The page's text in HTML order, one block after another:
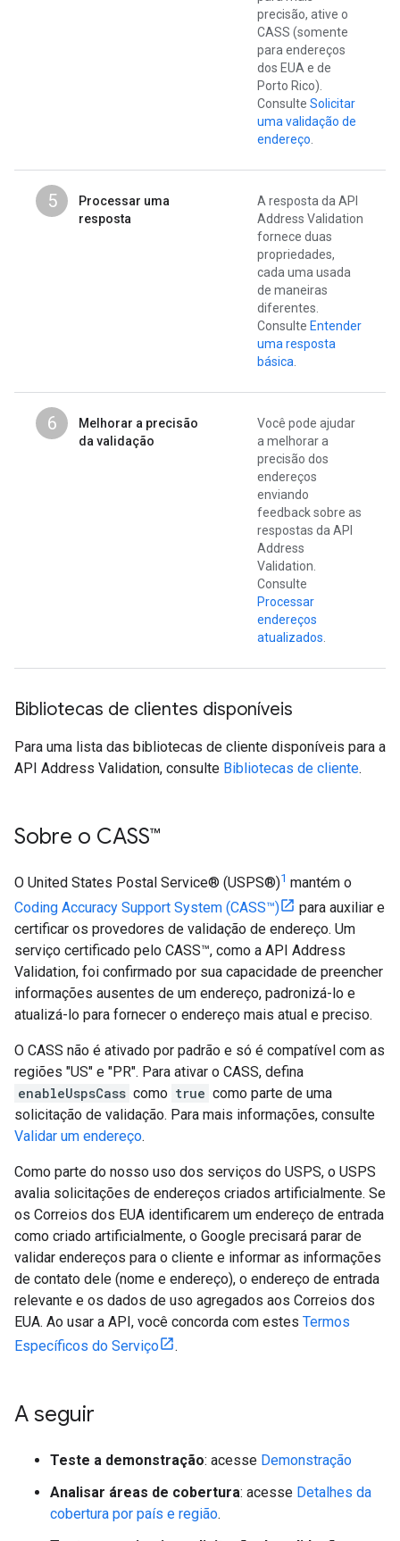
precisão, ative o
CASS (somente
para endereços
dos EUA e de
Porto Rico).
Consulte Solicitar
uma validação de
endereço.
5
Processar uma
resposta
A resposta da API
Address Validation
fornece duas
propriedades,
cada uma usada
de maneiras
diferentes.
Consulte Entender
uma resposta
básica.
6
Melhorar a precisão
da validação
Você pode ajudar
a melhorar a
precisão dos
endereços
enviando
feedback sobre as
respostas da API
Address
Validation.
Consulte
Processar
endereços
atualizados.
Bibliotecas de clientes disponíveis
Para uma lista das bibliotecas de cliente disponíveis para a
API Address Validation, consulte Bibliotecas de cliente.
Sobre o CASS™
O United States Postal Service® (USPS®)1 mantém o
Coding Accuracy Support System (CASS™)
para auxiliar e
certificar os provedores de validação de endereço. Um
serviço certificado pelo CASS™, como a API Address
Validation, foi confirmado por sua capacidade de preencher
informações ausentes de um endereço, padronizá-lo e
atualizá-lo para fornecer o endereço mais atual e preciso.
O CASS não é ativado por padrão e só é compatível com as
regiões "US" e "PR". Para ativar o CASS, defina
enableUspsCass como true como parte de uma
solicitação de validação. Para mais informações, consulte
Validar um endereço.
Como parte do nosso uso dos serviços do USPS, o USPS
avalia solicitações de endereços criados artificialmente. Se
os Correios dos EUA identificarem um endereço de entrada
como criado artificialmente, o Google precisará parar de
validar endereços para o cliente e informar as informações
de contato dele (nome e endereço), o endereço de entrada
relevante e os dados de uso agregados aos Correios dos
EUA. Ao usar a API, você concorda com estes Termos
Específicos do Serviço
.
A seguir
Teste a demonstração: acesse Demonstração
Analisar áreas de cobertura: acesse Detalhes da
cobertura por país e região.